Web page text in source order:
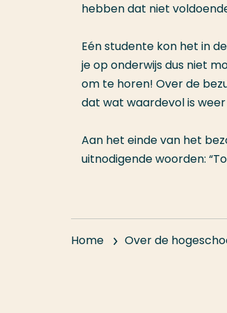
hebben dat niet
Eén studente kon het in
je op onderwijs dus niet
om te horen! Over de
dat wat waardevol is weer
Aan het einde van het
uitnodigende woorden:
Home Over de